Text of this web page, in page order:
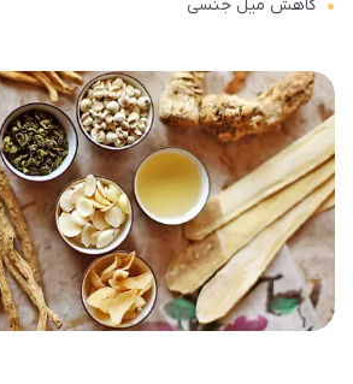
کاهش میل جنسی